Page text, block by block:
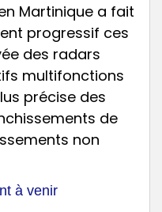
Martinique a fait
progressif ces
des radars
multifonctions
précise des
de
non
à venir